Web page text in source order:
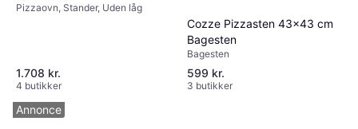
Pizzaovn, Stander, Uden låg
1.708 kr.
4 butikker
Cozze Pizzasten 43x43 cm
Bagesten
Bagesten
599 kr.
3 butikker
Annonce